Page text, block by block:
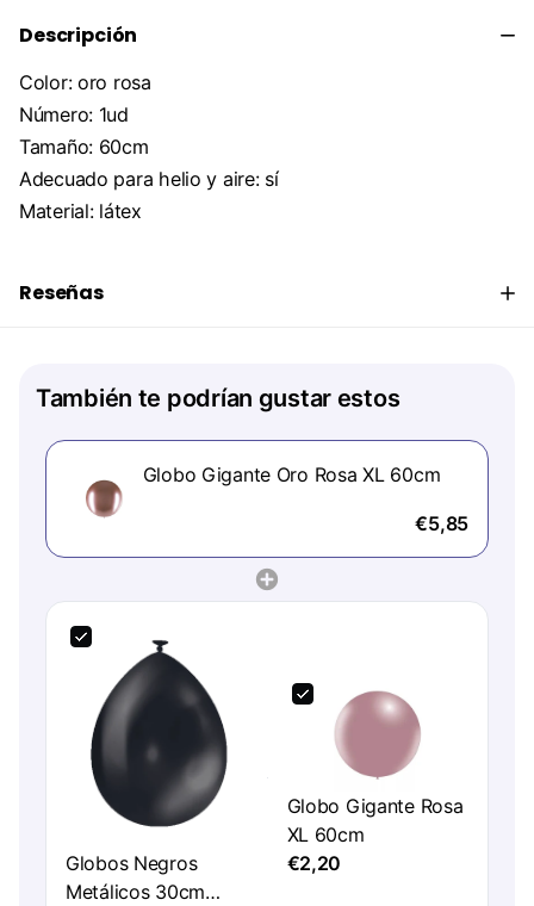
Descripción
Color: oro rosa
Número: 1ud
Tamaño: 60cm
Adecuado para helio y aire: sí
Material: látex
Reseñas
También te podrían gustar estos
Globo Gigante Oro Rosa XL 60cm
€5,85
Globos Negros
Metálicos 30cm
Globo Gigante Rosa
XL 60cm
€2,20